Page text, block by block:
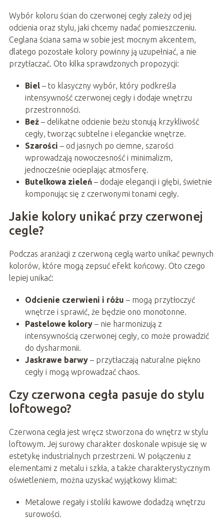
Wybór koloru ścian do czerwonej cegły zależy od jej
odcienia oraz stylu, jaki chcemy nadać pomieszczeniu.
Ceglana ściana sama w sobie jest mocnym akcentem,
dlatego pozostałe kolory powinny ją uzupełniać, a nie
przytłaczać. Oto kilka sprawdzonych propozycji:
Biel– to klasyczny wybór, który podkreśla
intensywność czerwonej cegły i dodaje wnętrzu
przestronności.
Beż– delikatne odcienie beżu stonują krzykliwość
cegły, tworząc subtelne i eleganckie wnętrze.
Szarości – od jasnych po ciemne, szarości
wprowadzają nowoczesność i minimalizm,
jednocześnie ocieplając atmosferę.
Butelkowa zieleń– dodaje elegancji i głębi, świetnie
komponując się z czerwonymi tonami cegły.
Jakie kolory unikać przy czerwonej
cegle?
Podczas aranżacji z czerwoną cegłą warto unikać pewnych
kolorów, które mogą zepsuć efekt końcowy. Oto czego
lepiej unikać:
Odcienie czerwieni i różu – mogą przytłoczyć
wnętrze i sprawić, że będzie ono monotonne.
Pastelowe kolory– nie harmonizują z
intensywnością czerwonej cegły, co może prowadzić
do dysharmonii.
Jaskrawe barwy– przytłaczają naturalne piękno
cegły i mogą wprowadzać chaos.
Czy czerwona cegła pasuje do stylu
loftowego?
Czerwona cegła jest wręcz stworzona do wnętrz w stylu
loftowym. Jej surowy charakter doskonale wpisuje się w
estetykę industrialnych przestrzeni. W połączeniu z
elementami z metalu i szkła, a także charakterystycznym
oświetleniem, można uzyskać wyjątkowy klimat:
Metalowe regały i stoliki kawowe dodadzą wnętrzu
surowości.